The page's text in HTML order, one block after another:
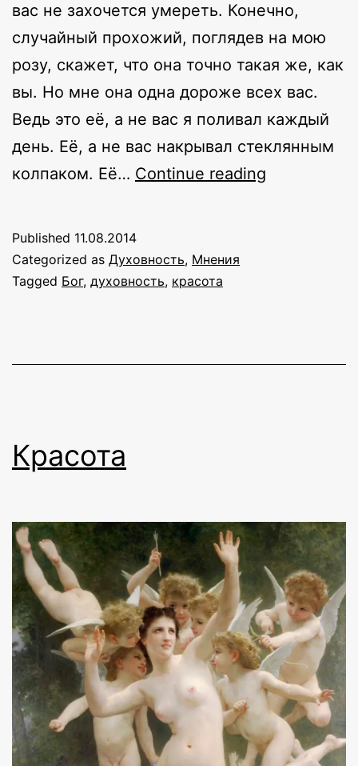
вас не захочется умереть. Конечно,
случайный прохожий, поглядев на мою
розу, скажет, что она точно такая же, как
вы. Но мне она одна дороже всех вас.
Ведь это её, а не вас я поливал каждый
день. Её, а не вас накрывал стеклянным
колпаком. Её… Continue reading
Published 11.08.2014
Categorized as Духовность, Мнения
Tagged Бог, духовность, красота
Красота